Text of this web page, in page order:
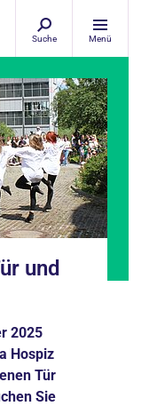
Suche Menü
und
2025
Hospiz
Tür
Sie